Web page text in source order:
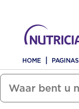
HOME PAGINAS